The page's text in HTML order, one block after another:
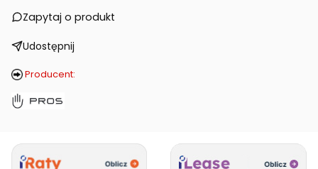
Zapytaj o produkt
Udostępnij
Producent: